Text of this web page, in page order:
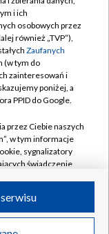
likwidacji
i ich
osobowych przez
również „TVP”),
Zaufanych
(w tym do
zainteresowań i
poniżej, a
PPID do Google.
przez Ciebie naszych
w tym informacje
sygnalizatory
świadczenie
przez Ciebie